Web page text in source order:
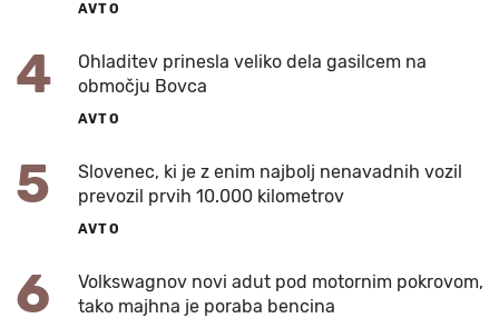
AVTO
4
Ohladitev prinesla veliko dela gasilcem na
območju Bovca
AVTO
5
Slovenec, ki je z enim najbolj nenavadnih vozil
prevozil prvih 10.000 kilometrov
AVTO
6
Volkswagnov novi adut pod motornim pokrovom,
tako majhna je poraba bencina